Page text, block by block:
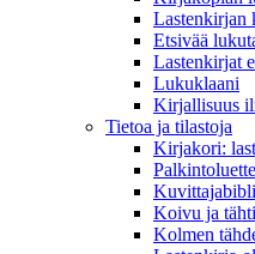
Lastenkirjan
Etsivää
Lastenkirjat
Lukuklaani
Kirjallisuus
Tietoa ja tilastoja
Kirjakori:
Koivu ja
Kolmen